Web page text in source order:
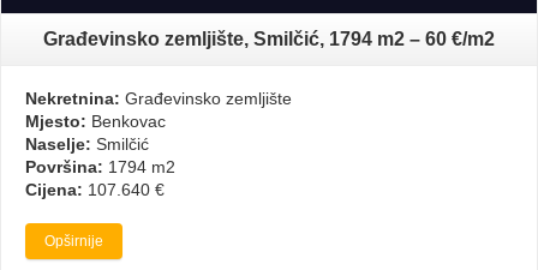
Građevinsko zemljište, Smilčić, 1794 m2 – 60 €/m2
Nekretnina: Građevinsko zemljište
Mjesto: Benkovac
Naselje: Smilčić
Površina: 1794 m2
Cijena: 107.640 €
Opširnije